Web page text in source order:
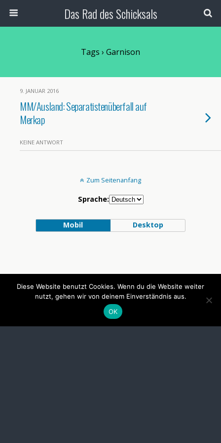
Das Rad des Schicksals
Tags › Garnison
9. JANUAR 2016
MM/Ausland: Separatistenüberfall auf
Merkap
KEINE ANTWORT
Zum Seitenanfang
Sprache:
Mobil Desktop
Diese Website benutzt Cookies. Wenn du die Website weiter
nutzt, gehen wir von deinem Einverständnis aus.
OK